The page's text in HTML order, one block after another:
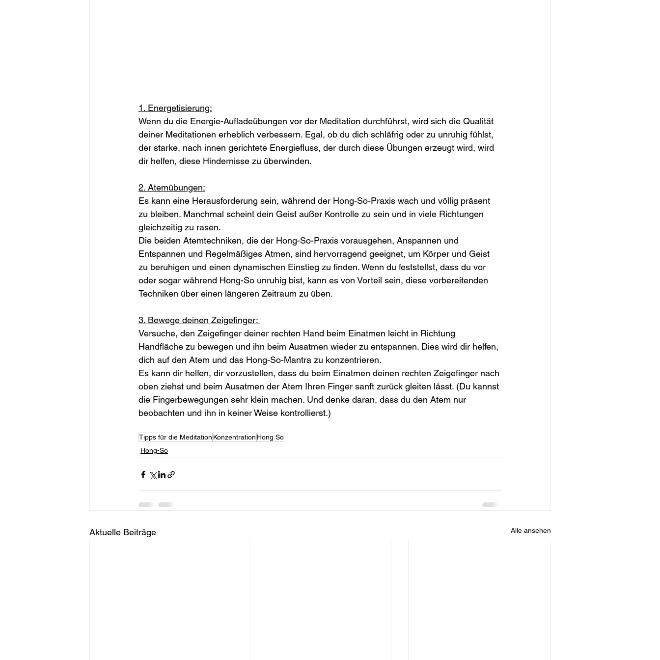
1. Energetisierung:
Wenn du die Energie-Aufladeübungen vor der Meditation durchführst, wird sich die Qualität
deiner Meditationen erheblich verbessern. Egal, ob du dich schläfrig oder zu unruhig fühlst,
der starke, nach innen gerichtete Energiefluss, der durch diese Übungen erzeugt wird, wird
dir helfen, diese Hindernisse zu überwinden.
2. Atemübungen:
Es kann eine Herausforderung sein, während der Hong-So-Praxis wach und völlig präsent
zu bleiben. Manchmal scheint dein Geist außer Kontrolle zu sein und in viele Richtungen
gleichzeitig zu rasen.
Die beiden Atemtechniken, die der Hong-So-Praxis vorausgehen, Anspannen und
Entspannen und Regelmäßiges Atmen, sind hervorragend geeignet, um Körper und Geist
zu beruhigen und einen dynamischen Einstieg zu finden. Wenn du feststellst, dass du vor
oder sogar während Hong-So unruhig bist, kann es von Vorteil sein, diese vorbereitenden
Techniken über einen längeren Zeitraum zu üben.
3. Bewege deinen Zeigefinger:
Versuche, den Zeigefinger deiner rechten Hand beim Einatmen leicht in Richtung
Handfläche zu bewegen und ihn beim Ausatmen wieder zu entspannen. Dies wird dir helfen,
dich auf den Atem und das Hong-So-Mantra zu konzentrieren.
Es kann dir helfen, dir vorzustellen, dass du beim Einatmen deinen rechten Zeigefinger nach
oben ziehst und beim Ausatmen der Atem Ihren Finger sanft zurück gleiten lässt. (Du kannst
die Fingerbewegungen sehr klein machen. Und denke daran, dass du den Atem nur
beobachten und ihn in keiner Weise kontrollierst.)
Tipps für die Meditation Konzentration Hong So
Hong-So
Aktuelle Beiträge Alle ansehen